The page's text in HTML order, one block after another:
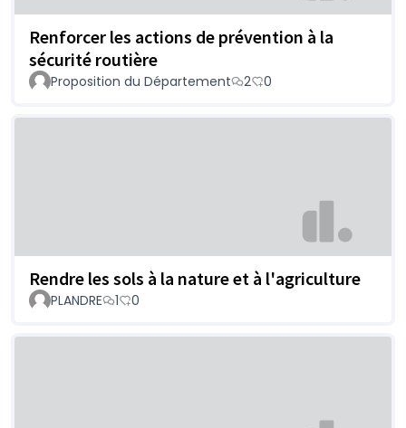
Renforcer les actions de prévention à la
sécurité routière
Proposition du Département 2 0
Rendre les sols à la nature et à l'agriculture
PLANDRE 1 0